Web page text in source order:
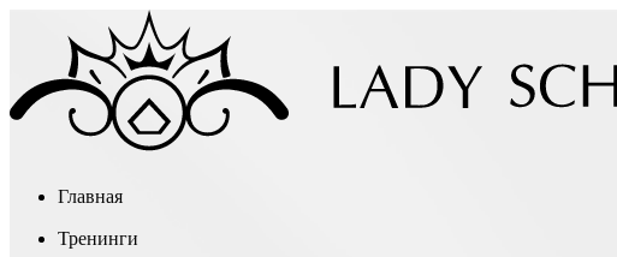
Главная
Тренинги